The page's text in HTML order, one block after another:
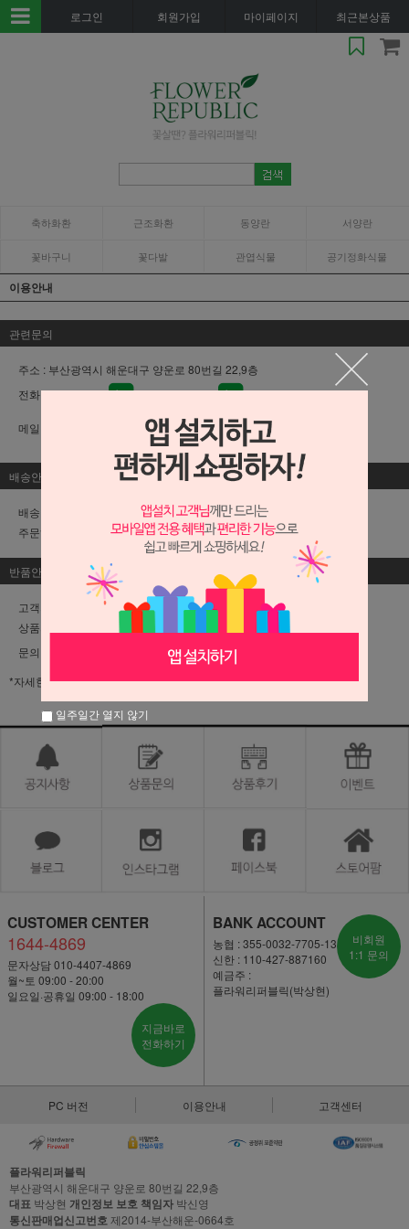
로그인 회원가입 마이페이지 최근본상품
축하화환 근조화환 동양란 서양란
꽃바구니 꽃다발 관엽식물 공기정화식물
이용안내
관련문의
주소 : 부산광역시 해운대구 양운로 80번길 22,9층
전화 :1644-4869 010-4407-4869
메일 :
배송안내
배송 방법은 직접배송 입니다.
주문하신 날로부터 1~4일 안에 받을 수 있습니다.
반품안내
고객의 변심에 의한 교환 및 반품이면 배송비는 소비자부담
상품의 이상에 의한 교환 및 반품이면 배송비는
판매자부담
문의 :
010-4407-4869
*자세한 내용은 PC사이트의 이용안내를 참고하세요.
CUSTOMER CENTER
1644-4869
문자상담 010-4407-4869
월~토 09:00 - 20:00
일요일·공휴일 09:00 - 18:00
지금바로
전화하기
BANK ACCOUNT
농협 : 355-0032-7705-13
신한 : 110-427-887160
예금주 :
플라워리퍼블릭(박상현)
비회원
1:1 문의
PC 버전 이용안내 고객센터
플라워리퍼블릭
부산광역시 해운대구 양운로 80번길 22,9층
대표 박상현 개인정보 보호 책임자 박신영
통신판매업신고번호제2014-부산해운-0664호
일주일간 열지 않기